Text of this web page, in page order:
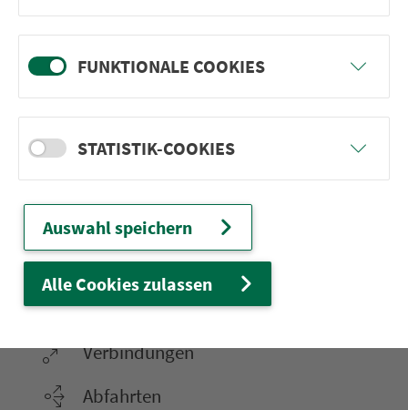
Team-Plätzen für eine Abenteuer-Rallye!
weiter
Nürn­berg
22.000 Qua­drat­ki­lo­me­ter. 130 Ver­kehrs­un­
ter­neh­men. 1.100 Linien. Eine Fahr­kar­te.
Ver­bin­dungen
Abfahrten
FUNKTIONALE COOKIES
STATISTIK-COOKIES
Auswahl speichern
Alle Cookies zulassen